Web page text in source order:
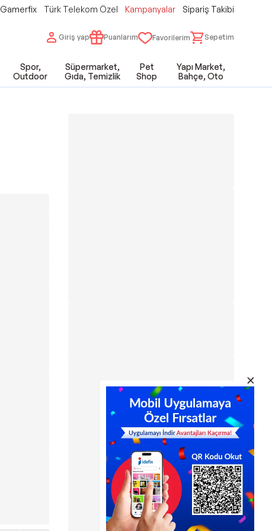
Gamerfix Türk Telekom Özel Kampanyalar Sipariş Takibi
Giriş yap Puanlarım Favorilerim Sepetim
Spor,
Outdoor
Süpermarket,
Gıda, Temizlik
Pet
Shop
Yapı Market,
Bahçe, Oto